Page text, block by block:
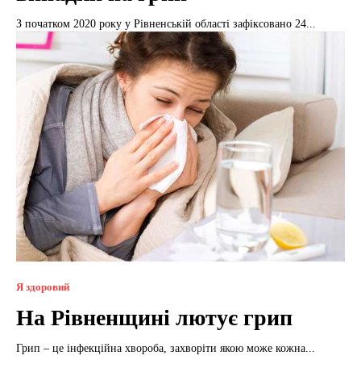
З початком 2020 року у Рівненській області зафіксовано 24...
Я здоровий
На Рівненщині лютує грип
Грип – це інфекційна хвороба, захворіти якою може кожна...